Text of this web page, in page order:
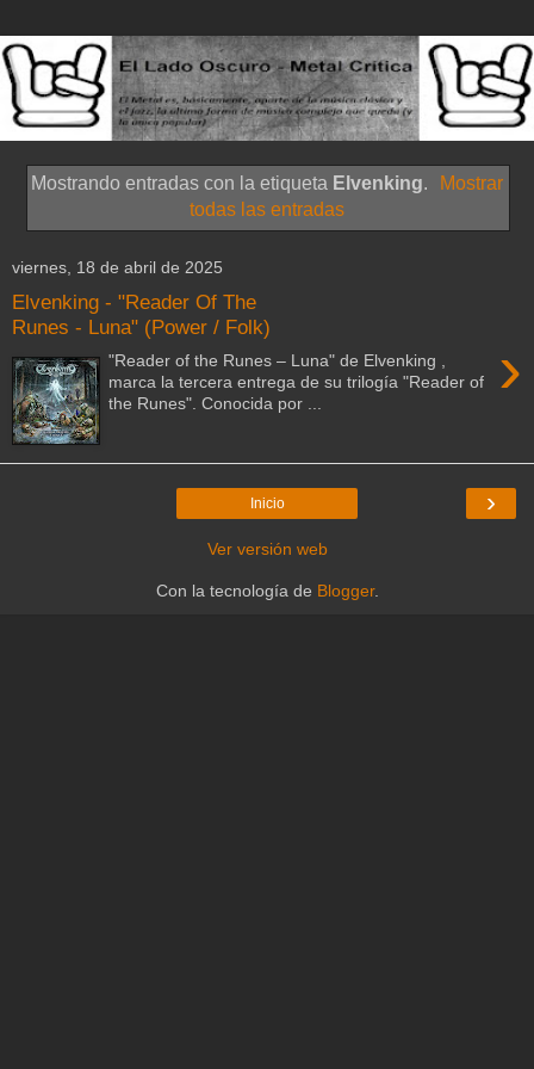
Mostrando entradas con la etiqueta Elvenking.
Mostrar
todas las entradas
viernes, 18 de abril de 2025
Elvenking - "Reader Of The
Runes - Luna" (Power / Folk)
›
"Reader of the Runes – Luna" de Elvenking ,
marca la tercera entrega de su trilogía "Reader of
the Runes". Conocida por ...
›
Inicio
Ver versión web
Con la tecnología de Blogger.